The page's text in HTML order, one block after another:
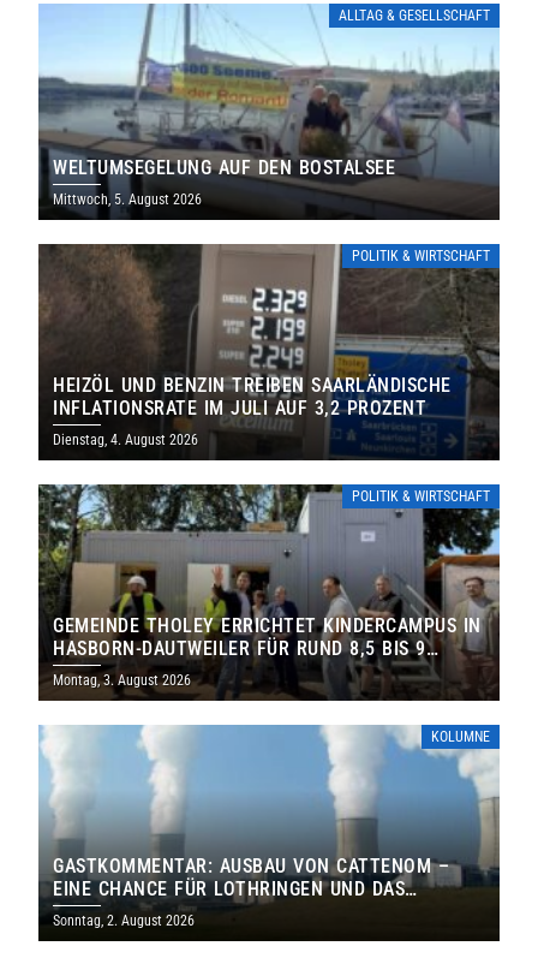
ALLTAG & GESELLSCHAFT
WELTUMSEGELUNG AUF DEN BOSTALSEE
Mittwoch, 5. August 2026
POLITIK & WIRTSCHAFT
HEIZÖL UND BENZIN TREIBEN SAARLÄNDISCHE
INFLATIONSRATE IM JULI AUF 3,2 PROZENT
Dienstag, 4. August 2026
POLITIK & WIRTSCHAFT
GEMEINDE THOLEY ERRICHTET KINDERCAMPUS IN
HASBORN-DAUTWEILER FÜR RUND 8,5 BIS 9
MILLIONEN EURO
Montag, 3. August 2026
KOLUMNE
GASTKOMMENTAR: AUSBAU VON CATTENOM –
EINE CHANCE FÜR LOTHRINGEN UND DAS
SAARLAND
Sonntag, 2. August 2026